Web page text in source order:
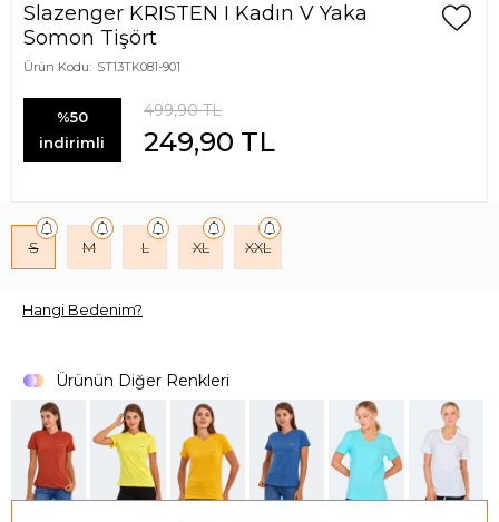
Slazenger KRISTEN I Kadın V Yaka
Somon Tişört
Ürün Kodu: ST13TK081-901
%50
indirimli
499,90TL
249,90 TL
S M L XL XXL
Hangi Bedenim?
Ürünün Diğer Renkleri